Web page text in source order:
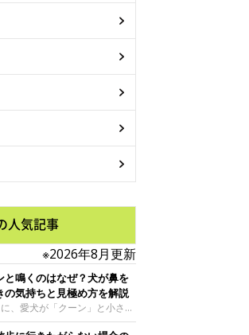
人気記事
※2026年8月更新
と鳴くのはなぜ？犬が鼻を
の気持ちと見極め方を解説
、愛犬が「クーン」と小さく
を鳴らすような音を出したり